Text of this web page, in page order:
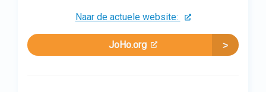
Naar de actuele website:
JoHo.org